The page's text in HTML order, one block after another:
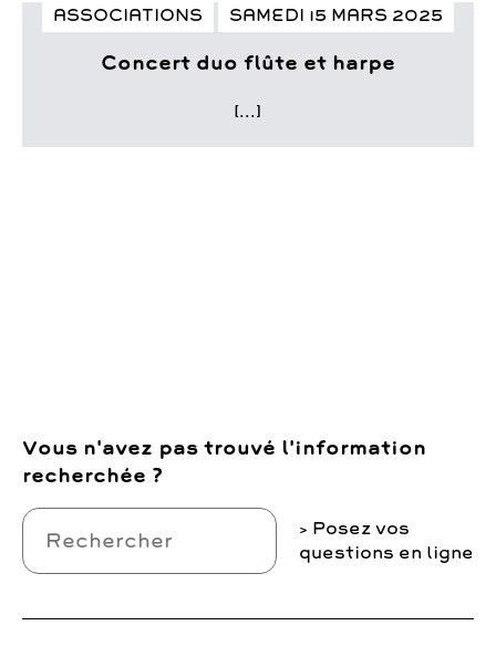
ASSOCIATIONS SAMEDI 15 MARS 2025
Concert duo flûte et harpe
[...]
Vous n'avez pas trouvé l'information
recherchée ?
Posez vos
questions en ligne